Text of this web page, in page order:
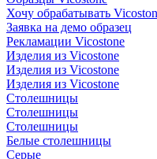
Хочу обрабатывать
Заявка на демо образец
Рекламации Vicostone
Изделия из Vicostone
Изделия из Vicostone
Изделия из Vicostone
Столешницы
Столешницы
Столешницы
Белые столешницы
Серые